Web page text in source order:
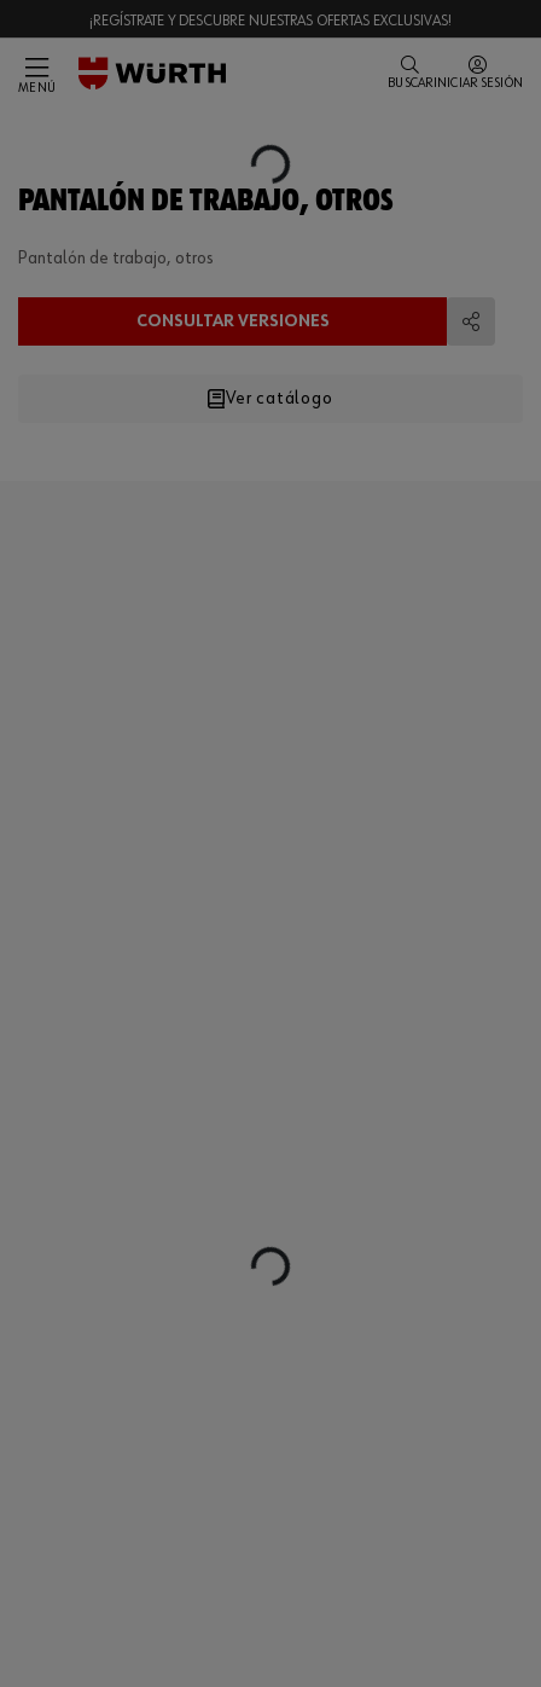
¡REGÍSTRATE Y DESCUBRE NUESTRAS OFERTAS EXCLUSIVAS!
MENÚ BUSCAR INICIAR SESIÓN
Loading...
PANTALÓN DE TRABAJO, OTROS
Pantalón de trabajo, otros
CONSULTAR VERSIONES
Ver catálogo